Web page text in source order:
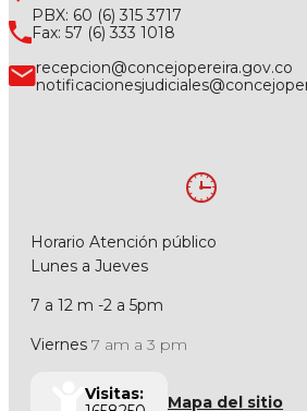
PBX: 60 (6) 315 3717
Fax: 57 (6) 333 1018
recepcion@concejopereira.gov.co
Horario Atención público
Lunes a Jueves
7 a 12 m -2 a 5pm
Viernes 7 am a 3 pm
Visitas:
Mapa del sitio